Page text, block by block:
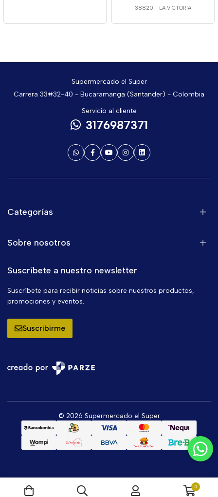
38820 - LA VICTORIA
Supermercado el Super
Carrera 33#32-40 - Bucaramanga (Santander) - Colombia
Servicio al cliente
3176987371
Categorías
Sobre nosotros
Suscríbete a nuestro newsletter
Suscríbete para recibir noticias sobre nuestros productos,
promociones y eventos.
Suscribirme
© 2026 Supermercado el Super
0